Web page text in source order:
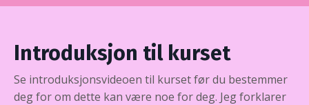
Introduksjon til kurset
Se introduksjonsvideoen til kurset før du bestemmer
deg for om dette kan være noe for deg. Jeg forklarer